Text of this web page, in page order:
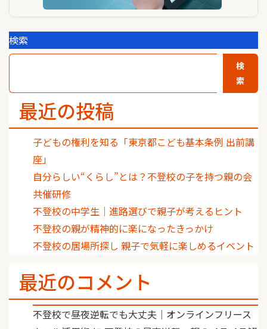
検索
検
索
最近の投稿
子どもの権利を知る「東京都こども基本条例 出前講
座」
自分らしい“くらし”とは？不登校の子を持つ親の会
共催研修
不登校の中学生｜進路選びで親子が考えるヒント
不登校の親が精神的に楽になったきっかけ
不登校の居場所探し 親子で気軽に楽しめるイベント
最近のコメント
不登校で昼夜逆転でも大丈夫｜オンラインフリース